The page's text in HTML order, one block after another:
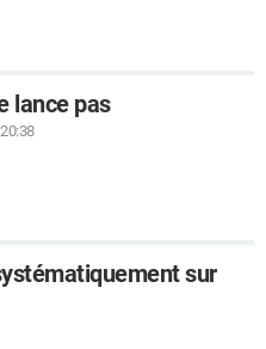
lance pas
sur